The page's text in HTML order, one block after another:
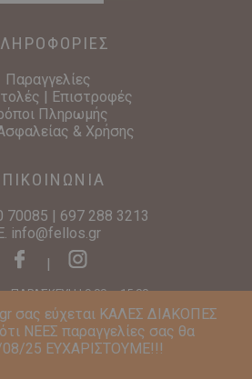
σας εύχεται ΚΑΛΕΣ ΔΙΑΚΟΠΕΣ
ΝΕΕΣ παραγγελίες σας θα
25 ΕΥΧΑΡΙΣΤΟΥΜΕ!!!
Παραγγελίες
| Επιστροφές
Πληρωμής
& Χρήσης
70085
697 288 3213
E. info@fellos.gr
ΠΑΡΑΣΚΕΥΗ | 9:00 – 15:00